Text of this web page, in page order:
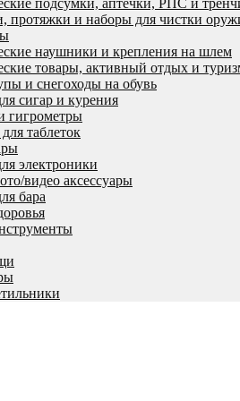
подсумки, аптечки, РПС и
протяжки и наборы для чистки
наушники и крепления на шлем
товары, активный отдых и
и снегоходы на обувь
сигар и курения
гигрометры
таблеток
электроники
видео аксессуары
бара